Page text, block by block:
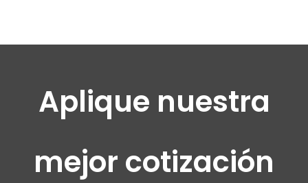
Aplique nuestra
mejor cotización